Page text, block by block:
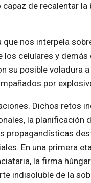
de recalentar la
nos interpela
los celulares y
su posible voladura
por
Dichos retos
la planificación
propagandísticas
En una primera
la firma
indisoluble de la